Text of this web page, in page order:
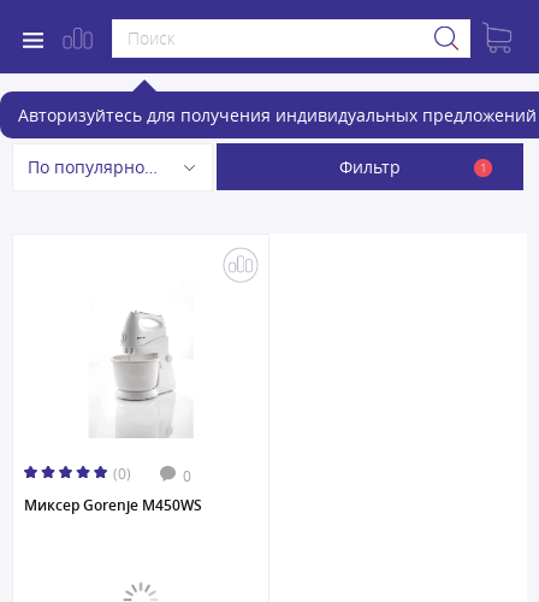
Авторизуйтесь для получения индивидуальных предложений
Миксеры Gorenje
По популярности Фильтр 1
(0) 0
Миксер Gorenje M450WS